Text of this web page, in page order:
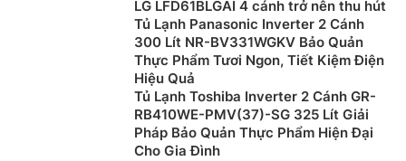
LG LFD61BLGAI 4 cánh trở nên thu hút
Tủ Lạnh Panasonic Inverter 2 Cánh
300 Lít NR-BV331WGKV Bảo Quản
Thực Phẩm Tươi Ngon, Tiết Kiệm Điện
Hiệu Quả
Tủ Lạnh Toshiba Inverter 2 Cánh GR-
RB410WE-PMV(37)-SG 325 Lít Giải
Pháp Bảo Quản Thực Phẩm Hiện Đại
Cho Gia Đình